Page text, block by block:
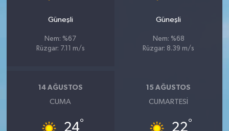
Güneşli
Nem: %67
Rüzgar: 7.11 m/s
Güneşli
Nem: %68
Rüzgar: 8.39 m/s
14 AĞUSTOS
CUMA
24°
15 AĞUSTOS
CUMARTESI
22°